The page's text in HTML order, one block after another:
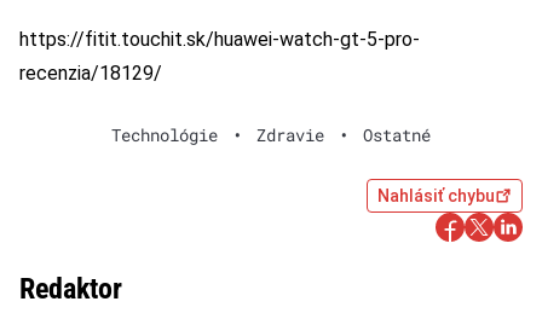
https://fitit.touchit.sk/huawei-watch-gt-5-pro-
recenzia/18129/
Technológie • Zdravie • Ostatné
Nahlásiť chybu
Redaktor